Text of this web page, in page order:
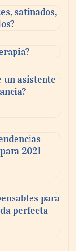
de
satinados,
un asistente
2021
para
perfecta